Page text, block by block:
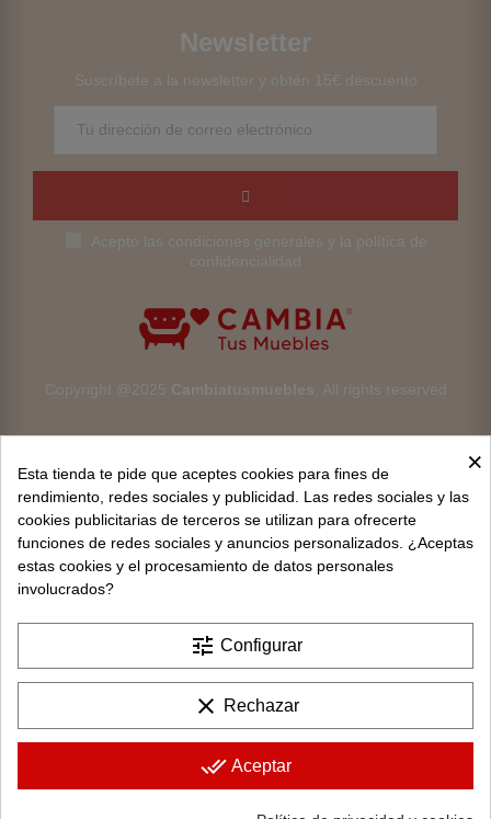
Copyright @2025 Cambiatusmuebles . All rights reserved
Newsletter
Suscríbete a la newsletter y obtén 15€ descuento
Acepto las condiciones generales y la política de
confidencialidad
Aviso legal
Devoluciones
Privacidad y protección de datos
Política de cookies
Contacto
×
Esta tienda te pide que aceptes cookies para fines de
rendimiento, redes sociales y publicidad. Las redes sociales y las
cookies publicitarias de terceros se utilizan para ofrecerte
funciones de redes sociales y anuncios personalizados. ¿Aceptas
estas cookies y el procesamiento de datos personales
involucrados?
tune Configurar
clear Rechazar
done_all Aceptar